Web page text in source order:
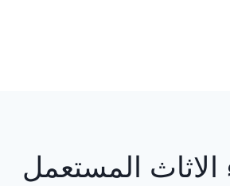
الاثاث المستعمل